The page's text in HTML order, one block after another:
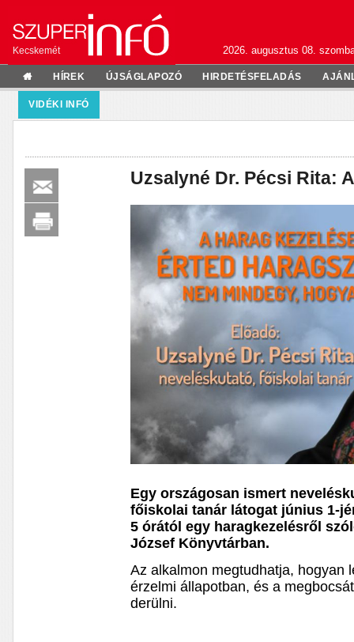
Kecskemét 2026. augusztus 08.
HÍREK ÚJSÁGLAPOZÓ HIRDETÉSFELADÁS
VIDÉKI INFÓ
Uzsalyné Dr. Pécsi Rita:
Egy országosan ismert
főiskolai tanár látogat június 1-
5 órától egy haragkezelésről
József Könyvtárban.
Az alkalmon megtudhatja, hogyan
érzelmi állapotban, és a
derülni.